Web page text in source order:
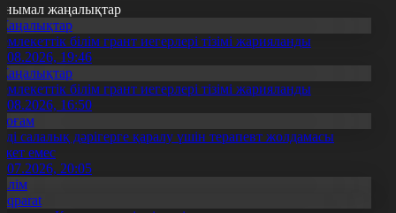
жаңалықтар
білім грант иегерлері тізімі жарияланды
19:46
білім грант иегерлері тізімі жарияланды
16:50
салалық дәрігерге қаралу үшін терапевт жолдамасы
емес
20:05